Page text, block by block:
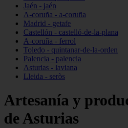
Jaén - jaén
A-coruña - a-coruña
Madrid - getafe
Castellón - castelló-de-la-plana
A-coruña - ferrol
Toledo - quintanar-de-la-orden
Palencia - palencia
Asturias - laviana
Lleida - seròs
Artesanía y
de Asturias